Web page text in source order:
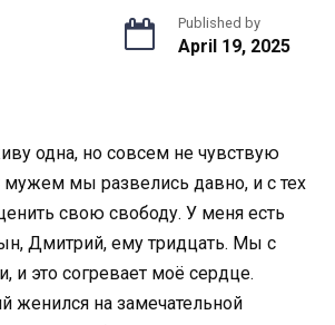
Published by
April 19, 2025
одна, но совсем не чувствую
мужем мы развелись давно, и с тех
свою свободу. У меня есть
Дмитрий, ему тридцать. Мы с
и это согревает моё сердце.
женился на замечательной